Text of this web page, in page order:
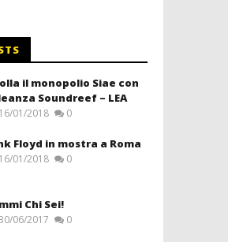
il monopolio Siae con
Soundreef – LEA
16/01/2018 0
Floyd in mostra a Roma
16/01/2018 0
Chi Sei!
06/2017 0